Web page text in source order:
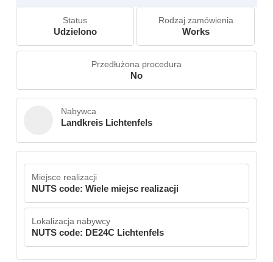
Status
Udzielono
Rodzaj zamówienia
Works
Przedłużona procedura
No
Nabywca
Landkreis Lichtenfels
Miejsce realizacji
NUTS code: Wiele miejsc realizacji
Lokalizacja nabywcy
NUTS code: DE24C Lichtenfels